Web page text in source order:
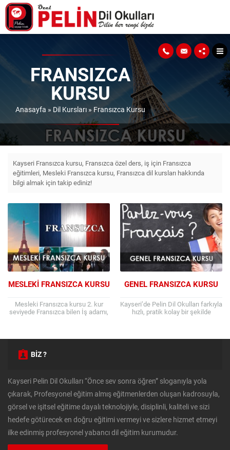
FRANSIZCA
KURSU
Anasayfa » Dil Kursları » Fransızca Kursu
Kayseri Fransızca kursu, Fransızca özel ders, iş için Fransızca
eğitimleri, Mesleki Fransızca kursu, Fransızca dil kursları hakkında
bilgi almak için takip ediniz!
MESLEKI FRANSIZCA KURSU
Mesleki Fransızca kursu 2. kur
seviyede Fransızca bilen İş adamı,
GENEL FRANSIZCA KURSU
Kayseri’de Pelin Dil Okulları farkıyla
hızlı, pratik kolay bir şekilde
BİZ ?
Kayseri Pelin Dil Okulları “Önce sev sonra öğren” sloganıyla yola
çıkarak, Profesyonel eğitim almış eğitmenlerden oluşan kadrosuyla,
görsel ve işitsel eğitime dayalı teknolojiyle, disiplinli, kaliteli ve sizi
hedefe götürecek en doğru eğitimi vermeyi ve sizlere hizmet etmeyi
ilke edinmiş profesyonel yabancı dil eğitim kurumudur.